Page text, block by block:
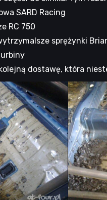
SARD Racing
RC 750
sprężynki
dostawę, która